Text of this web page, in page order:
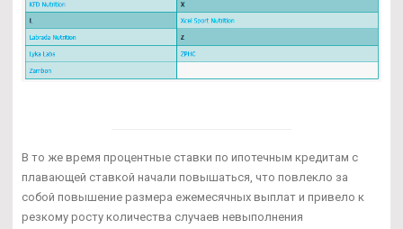
В то же время процентные ставки по ипотечным кредитам с
плавающей ставкой начали повышаться, что повлекло за
собой повышение размера ежемесячных выплат и привело к
резкому росту количества случаев невыполнения